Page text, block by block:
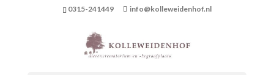
0315-241449 info@kolleweidenhof.nl